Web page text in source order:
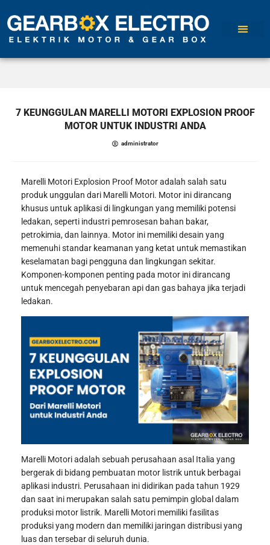
7 KEUNGGULAN MARELLI MOTORI EXPLOSION PROOF
MOTOR UNTUK INDUSTRI ANDA
administrator
Marelli Motori Explosion Proof Motor adalah salah satu
produk unggulan dari Marelli Motori. Motor ini dirancang
khusus untuk aplikasi di lingkungan yang memiliki potensi
ledakan, seperti industri pemrosesan bahan bakar,
petrokimia, dan lainnya. Motor ini memiliki desain yang
memenuhi standar keamanan yang ketat untuk memastikan
keselamatan bagi pengguna dan lingkungan sekitar.
Komponen-komponen penting pada motor ini dirancang
untuk mencegah penyebaran api dan gas bahaya jika terjadi
ledakan.
Marelli Motori adalah sebuah perusahaan asal Italia yang
bergerak di bidang pembuatan motor listrik untuk berbagai
aplikasi industri. Perusahaan ini didirikan pada tahun 1929
dan saat ini merupakan salah satu pemimpin global dalam
produksi motor listrik. Marelli Motori memiliki fasilitas
produksi yang modern dan memiliki jaringan distribusi yang
luas dan tersebar di seluruh dunia.